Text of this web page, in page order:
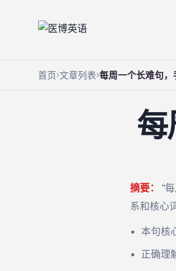
首页 文章列表 每周一个长难句，
每
摘要：
“
系和核心
本句核
正确理